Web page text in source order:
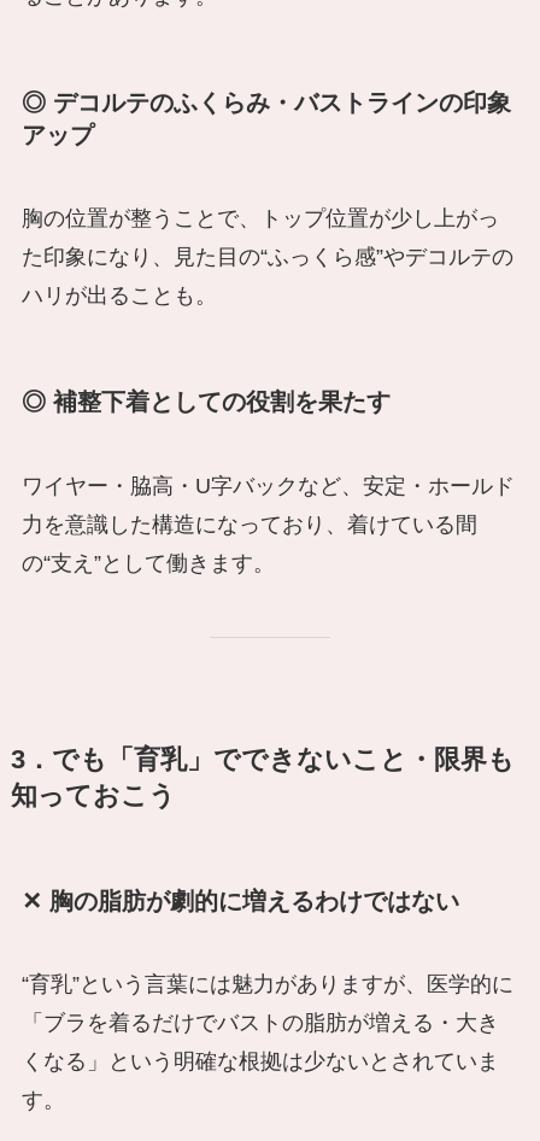
◎ デコルテのふくらみ・バストラインの印象
アップ
胸の位置が整うことで、トップ位置が少し上がっ
た印象になり、見た目の“ふっくら感”やデコルテの
ハリが出ることも。
◎ 補整下着としての役割を果たす
ワイヤー・脇高・U字バックなど、安定・ホールド
力を意識した構造になっており、着けている間
の“支え”として働きます。
3．でも「育乳」でできないこと・限界も
知っておこう
✕ 胸の脂肪が劇的に増えるわけではない
“育乳”という言葉には魅力がありますが、医学的に
「ブラを着るだけでバストの脂肪が増える・大き
くなる」という明確な根拠は少ないとされていま
す。